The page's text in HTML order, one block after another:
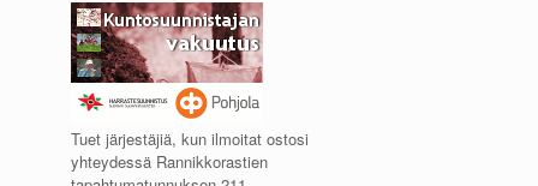
Tuet järjestäjiä, kun ilmoitat ostosi
yhteydessä Rannikkorastien